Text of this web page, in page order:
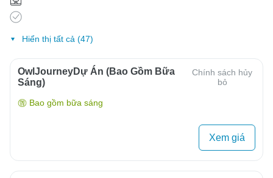
Hiển thị tất cả (47)
OwlJourneyDự Án (Bao Gồm Bữa
Sáng)
Chính sách hủy
bỏ
Bao gồm bữa sáng
Xem giá